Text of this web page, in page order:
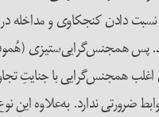
دادن کنجکاوی و مداخله
همجنس‌گرایی‌ستیزی
همجنس‌گرایی با جنایتِ
ندارد. به‌علاوه این